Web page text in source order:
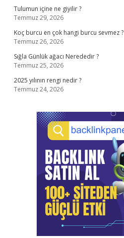
Tulumun içine ne giyilir ?
Temmuz 29, 2026
Koç burcu en çok hangi burcu sevmez ?
Temmuz 26, 2026
Sığla Günlük ağacı Nerededir ?
Temmuz 25, 2026
2025 yılının rengi nedir ?
Temmuz 24, 2026